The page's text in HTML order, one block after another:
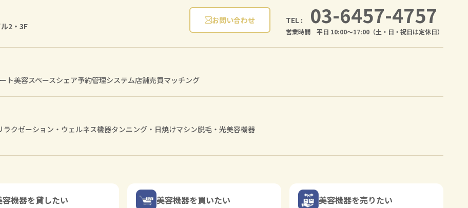
2・3F
お問い合わせ TEL : 03-6457-4757
営業時間 平日 10:00〜17:00（土・日・祝日は定休日）
ト美容スペースシェア予約管理システム店舗売買マッチング
ラクゼーション・ウェルネス機器タンニング・日焼けマシン脱毛・光美容機器
容機器を貸したい 美容機器を買いたい 美容機器を売りたい